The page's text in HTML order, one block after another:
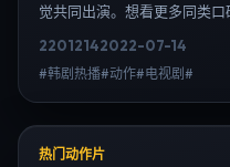
觉共同出演。想看更多同类口
延伸检索日韩电视剧、韩剧全
22012142022-07-14
#韩剧热播#动作#电视剧#
热门动作片